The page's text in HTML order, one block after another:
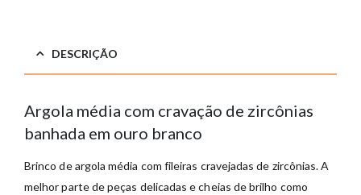
DESCRIÇÃO
Argola média com cravação de zircônias
banhada em ouro branco
Brinco de argola média com fileiras cravejadas de zircônias. A
melhor parte de peças delicadas e cheias de brilho como